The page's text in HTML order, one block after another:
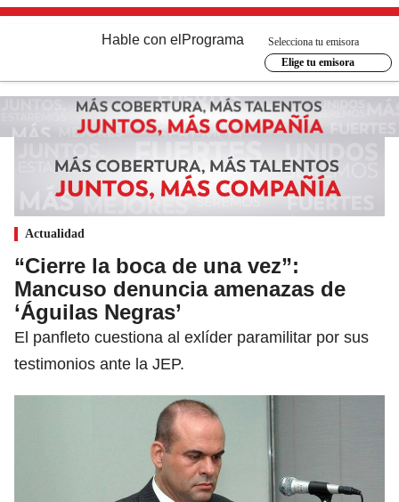
Hable con el Programa
Selecciona tu emisora
Elige tu emisora
Actualidad
“Cierre la boca de una vez”:
Mancuso denuncia amenazas de
‘Águilas Negras’
El panfleto cuestiona al exlíder paramilitar por sus
testimonios ante la JEP.